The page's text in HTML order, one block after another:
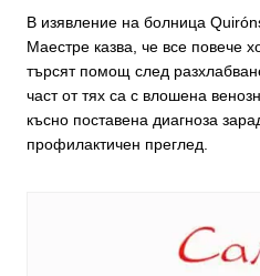
В изявление на болница
Маестре казва, че все повече
търсят помощ след
част от тях са с влошена
късно поставена диагноза
профилактичен преглед.